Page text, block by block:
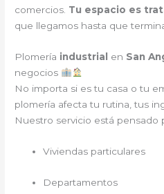
comercios. Tu espacio es
que llegamos hasta que
Plomería industrial en San
negocios
No importa si es tu casa o tu
plomería afecta tu rutina, tus
Nuestro servicio está pensado
Viviendas particulares
Departamentos